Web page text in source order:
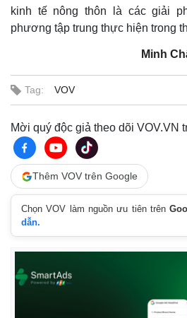
kinh tế nông thôn là các giải
phương tập trung thực hiện trong
Minh
Tag: VOV
Mời quý độc giả theo dõi VOV.VN
Thêm VOV trên Google
Chọn VOV làm nguồn ưu tiên trên
dẫn.